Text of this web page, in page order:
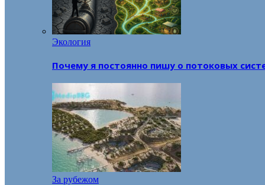
Экология
Почему я постоянно пишу о потоковых
За рубежом